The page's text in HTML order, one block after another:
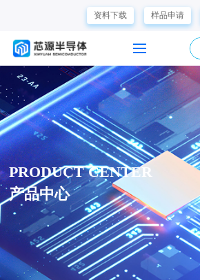
资料下载 样品申请
PRODUCT CENTER
产品中心